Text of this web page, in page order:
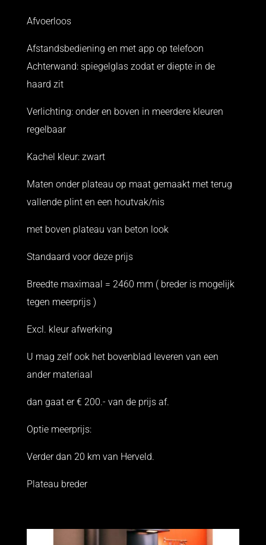
Afvoerloos
Afstandsbediening en met app op telefoon
Achterwand: spiegelglas zodat er diepte in de
haard zit
Verlichting: onder en boven in meerdere kleuren
regelbaar
Kachel kleur: zwart
Maten onder plateau op maat gemaakt met terug
vallende plint en een houtvak/nis
met boven plateau van beton look
Standaard voor deze prijs
Breedte maximaal = 2460 mm ( breder is mogelijk
tegen meerprijs )
Excl. kleur afwerking
U mag zelf ook het bovenblad leveren van een
ander materiaal
dan gaat er € 200.- van de prijs af.
Optie meerprijs:
Verder dan 20 km van Herveld.
Plateau breder